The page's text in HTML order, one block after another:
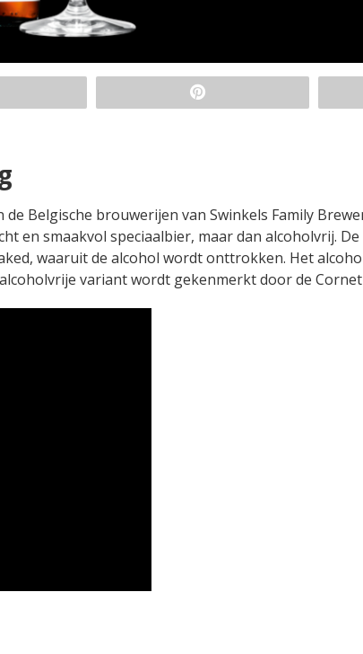
Belgische brouwerijen van Swinkels Family
en smaakvol speciaalbier, maar dan alcoholvrij.
waaruit de alcohol wordt onttrokken. Het
variant wordt gekenmerkt door de